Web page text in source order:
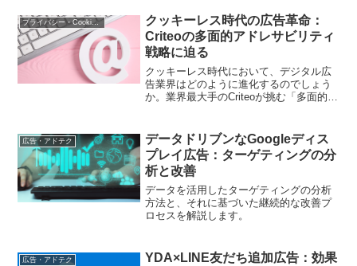
プライバシー・Cookie規制
クッキーレス時代の広告革命：
Criteoの多面的アドレサビリティ
戦略に迫る
クッキーレス時代において、デジタル広
告業界はどのように進化するのでしょう
か。業界最大手のCriteoが挑む「多面的ア
説します。
広告・アドテク
データドリブンなGoogleディス
プレイ広告：ターゲティングの分
析と改善
データを活用したターゲティングの分析
方法と、それに基づいた継続的な改善プ
ロセスを解説します。
広告・アドテク
YDA×LINE友だち追加広告：効果